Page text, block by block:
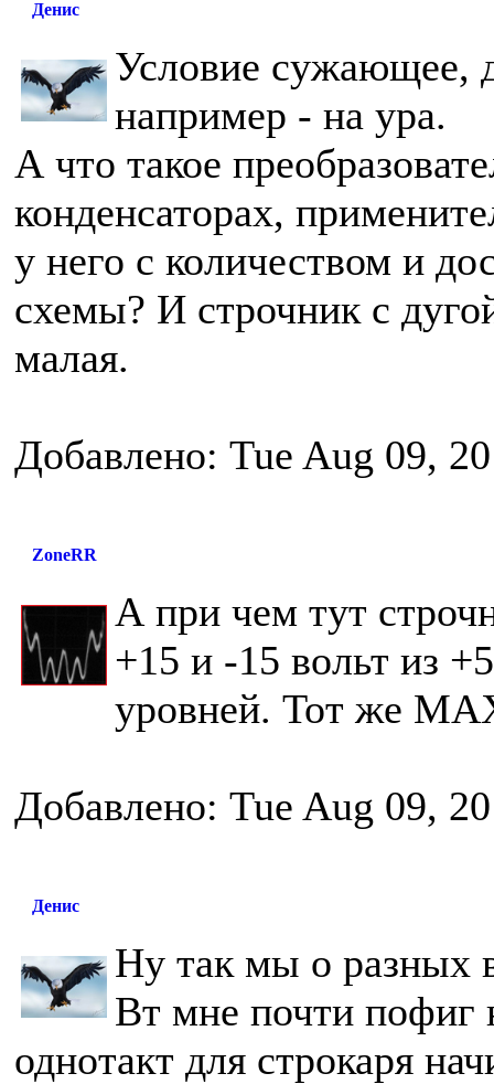
Денис
Условие сужающее,
например - на ура.
А что такое
конденсаторах,
у него с количеством и
схемы? И строчник с
малая.
Добавлено: Tue Aug 09,
ZoneRR
А при чем тут
+15 и -15 вольт из
уровней. Тот же
Добавлено: Tue Aug 09,
Денис
Ну так мы о разных
Вт мне почти пофиг
однотакт для строкаря